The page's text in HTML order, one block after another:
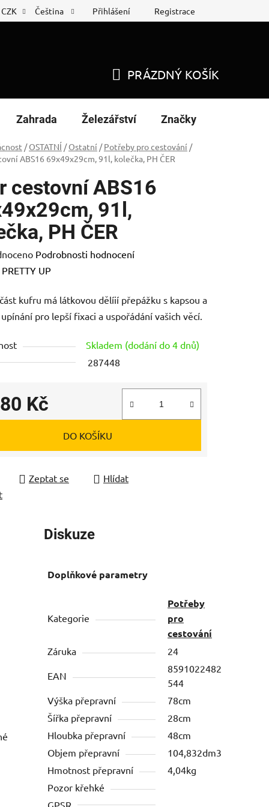
list Nákup na splátky
CZK Čeština Přihlášení Registrace
KOŠÍK
PRÁZDNÝ KOŠÍK
Zahrada Železářství Značky
/ OSTATNÍ / Ostatní / Potřeby pro cestování /
ABS16 69x49x29cm, 91l, kolečka, PH ČER
cestovní ABS16
91l,
PH ČER
Podrobnosti hodnocení
PRETTY UP
kufru má látkovou dělíií přepážku s kapsou a
pro lepší fixaci a uspořádání vašich věcí.
Skladem (dodání do 4 dnů)
287448
Kč
DO KOŠÍKU
Zeptat se
Hlídat
Diskuze
Doplňkové parametry
Kategorie
Potřeby
pro
cestování
Záruka 24
EAN
8591022482
544
Výška přepravní
78cm
Šířka přepravní
28cm
Hloubka přepravní
48cm
Objem přepravní
104,832dm3
Hmotnost přepravní
4,04kg
Pozor křehké